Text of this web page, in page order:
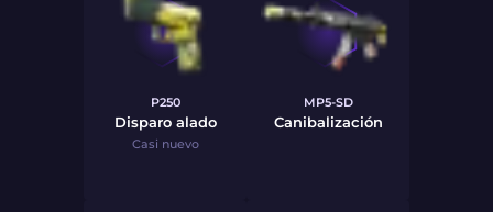
P250
Disparo alado
Casi nuevo
MP5-SD
Canibalización